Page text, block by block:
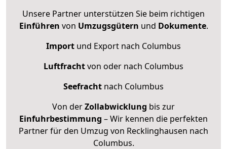
Unsere Partner unterstützen Sie beim richtigen
Einführen von Umzugsgütern und Dokumente.
Import und Export nach Columbus
Luftfrachtvon oder nach Columbus
Seefracht nach Columbus
Von derZollabwicklung bis zur
Einfuhrbestimmung – Wir kennen die perfekten
Partner für den Umzug von Recklinghausen nach
Columbus.